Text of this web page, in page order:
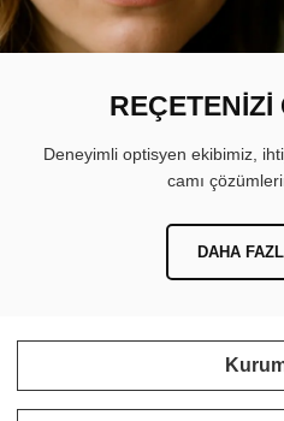
REÇETENİZİ
Deneyimli optisyen ekibimiz,
camı
DAHA